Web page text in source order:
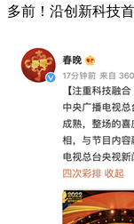
多前！沿创新科技